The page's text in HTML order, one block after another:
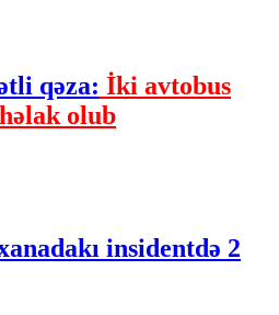
qəza: İki avtobus
olub
insidentdə 2